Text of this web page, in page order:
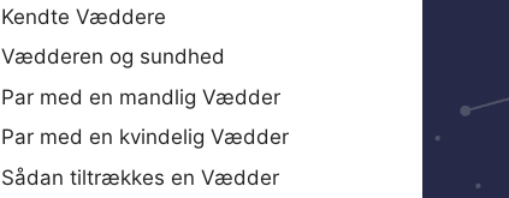
Kendte Væddere
Vædderen og sundhed
Par med en mandlig Vædder
Par med en kvindelig Vædder
Sådan tiltrækkes en Vædder